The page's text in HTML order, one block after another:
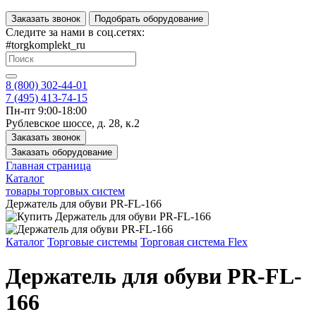
Заказать звонок Подобрать оборудование
Следите за нами в соц.сетях:
#torgkomplekt_ru
8 (800) 302-44-01
7 (495) 413-74-15
Пн-пт 9:00-18:00
Рублевское шоссе, д. 28, к.2
Заказать звонок
Заказать оборудование
Главная страница
Каталог
товары торговых систем
Держатель для обуви PR-FL-166
Каталог Торговые системы Торговая система Flex
Держатель для обуви PR-FL-
166